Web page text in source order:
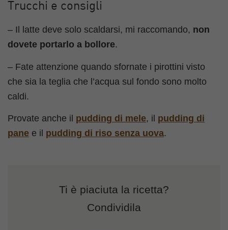
Trucchi e consigli
– Il latte deve solo scaldarsi, mi raccomando, non
dovete portarlo a bollore.
– Fate attenzione quando sfornate i pirottini visto
che sia la teglia che l’acqua sul fondo sono molto
caldi.
Provate anche il pudding di mele, il pudding di
pane e il pudding di riso senza uova.
Ti è piaciuta la ricetta?
Condividila